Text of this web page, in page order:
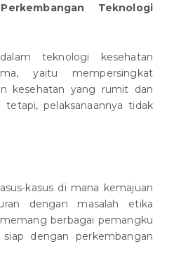
Teknologi
teknologi kesehatan
yaitu mempersingkat
kesehatan yang rumit dan
pelaksanaannya tidak
kasus di mana kemajuan
dengan masalah etika
berbagai pemangku
dengan perkembangan